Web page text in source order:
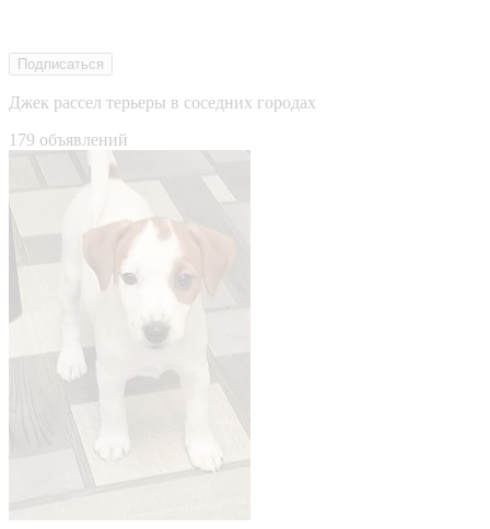
Подписаться
Джек рассел терьеры в соседних городах
179 объявлений